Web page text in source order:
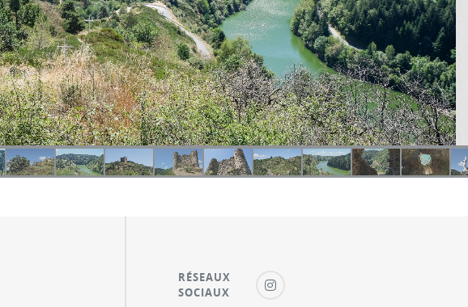
RÉSEAUX
SOCIAUX